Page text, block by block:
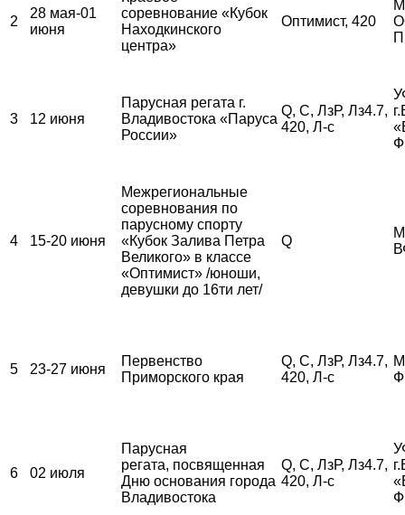
2
28 мая-01
июня
соревнование «Кубок
Находкинского
центра»
Оптимист, 420
3 12 июня
Парусная регата г.
Владивостока «Паруса
России»
Q, С, ЛзР, Лз4.7,
420, Л-с
4 15-20 июня
Межрегиональные
соревнования по
парусному спорту
«Кубок Залива Петра
Великого» в классе
«Оптимист» /юноши,
девушки до 16ти лет/
Q
5 23-27 июня
Первенство
Приморского края
Q, С, ЛзР, Лз4.7,
420, Л-с
6 02 июля
Парусная
регата, посвященная
Дню основания города
Владивостока
Q, С, ЛзР, Лз4.7,
420, Л-с